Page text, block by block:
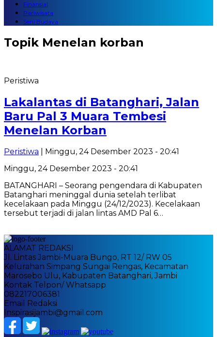
Finansial
Pariwisata
Seni Budaya
Topik Menelan korban
Peristiwa
Lakalantas di Batanghari, Jalan
Baru Pal 3 Muara Tembesi
Menelan Korban
Peristiwa | Minggu, 24 Desember 2023 - 20:41
Minggu, 24 Desember 2023 - 20:41
BATANGHARI – Seorang pengendara di Kabupaten
Batanghari meninggal dunia setelah terlibat
kecelakaan pada Minggu (24/12/2023). Kecelakaan
tersebut terjadi di jalan lintas AMD Pal 6…
ALAMAT REDAKSI
Jl. Lintas Jambi-Muara Bungo, RT 12/ RW 05
Kelurahan Simpang Sungai Rengas, Kecamatan
Marosebo Ulu, Kabupaten Batanghari, Jambi
Kontak Telpon/ Whatsapp
082217006381
Email Redaksi
Inspirasijambi@gmail.com